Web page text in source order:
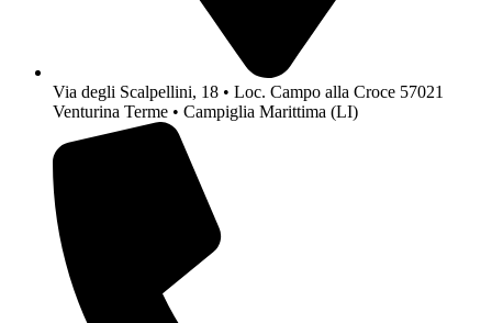
Via degli Scalpellini, 18 • Loc. Campo alla Croce 57021
Venturina Terme • Campiglia Marittima (LI)